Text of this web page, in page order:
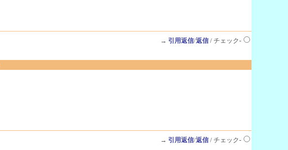
→ 引用返信/返信/ チェック-
→ 引用返信/返信/ チェック-